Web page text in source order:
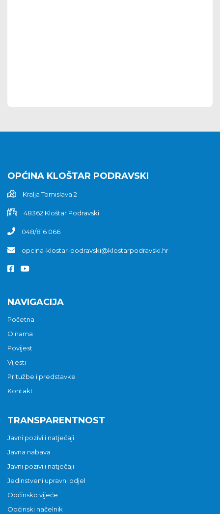
OPĆINA KLOŠTAR PODRAVSKI
Kralja Tomislava 2
48362 Kloštar Podravski
048/816 066
opcina-klostar-podravski@klostarpodravski.hr
NAVIGACIJA
Početna
O nama
Povijest
Vijesti
Pritužbe i predstavke
Kontakt
TRANSPARENTNOST
Javni pozivi i natječaji
Javna nabava
Javni pozivi i natječaji
Jedinstveni upravni odjel
Općinsko vijeće
Općinski načelnik